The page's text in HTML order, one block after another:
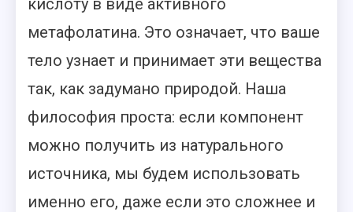
кислоту в виде активного
метафолатина. Это означает, что ваше
тело узнает и принимает эти вещества
так, как задумано природой. Наша
философия проста: если компонент
можно получить из натурального
источника, мы будем использовать
именно его, даже если это сложнее и